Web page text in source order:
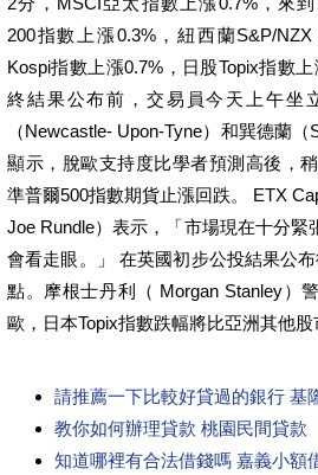
200指數上漲0.3%，紐西蘭S&P/
Kospi指數上漲0.7%，日股Topix指數
終結果公布前，交易員今天上午坐
（Newcastle- Upon-Tyne）和巽德蘭
顯示，脫歐支持度比學者預測高後，
準普爾500指數期貨止漲回跌。 ETX
Joe Rundle）表示，「市場現在十分緊
會看走眼。」 在英國初步公投結果公
點。摩根士丹利（ Morgan Stanley）
歐，日本Topix指數跌幅將比亞洲其他
請推薦一下比較好貸過的銀行 基
教你如何辦理貸款 桃園民間貸款
知道哪裡有合法借錢嗎 嘉義小額